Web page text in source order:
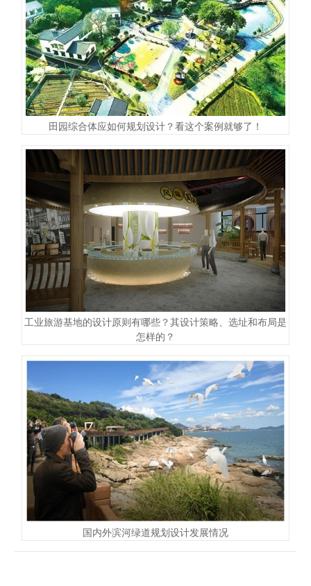
田园综合体应如何规划设计？看这个案例就够了！
工业旅游基地的设计原则有哪些？其设计策略、选址和布局是
怎样的？
国内外滨河绿道规划设计发展情况